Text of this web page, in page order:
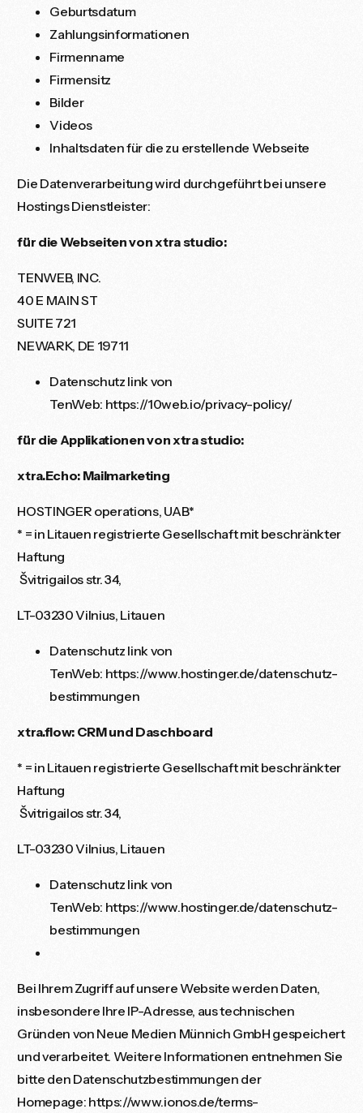
Geburtsdatum
Zahlungsinformationen
Firmenname
Firmensitz
Bilder
Videos
Inhaltsdaten für die zu erstellende Webseite
Die Datenverarbeitung wird durchgeführt bei unsere
Hostings Dienstleister:
für die Webseiten von xtra studio:
TENWEB, INC.
40 E MAIN ST
SUITE 721
NEWARK, DE 19711
Datenschutz link von
TenWeb: https://10web.io/privacy-policy/
für die Applikationen von xtra studio:
xtra.Echo: Mailmarketing
HOSTINGER operations, UAB*
* = in Litauen registrierte Gesellschaft mit beschränkter
Haftung
Švitrigailos str. 34,
LT-03230 Vilnius, Litauen
Datenschutz link von
TenWeb: https://www.hostinger.de/datenschutz-
bestimmungen
xtra.flow: CRM und Daschboard
* = in Litauen registrierte Gesellschaft mit beschränkter
Haftung
Švitrigailos str. 34,
LT-03230 Vilnius, Litauen
Datenschutz link von
TenWeb: https://www.hostinger.de/datenschutz-
bestimmungen
Bei Ihrem Zugriff auf unsere Website werden Daten,
insbesondere Ihre IP-Adresse, aus technischen
Gründen von Neue Medien Münnich GmbH gespeichert
und verarbeitet. Weitere Informationen entnehmen Sie
bitte den Datenschutzbestimmungen der
Homepage: https://www.ionos.de/terms-